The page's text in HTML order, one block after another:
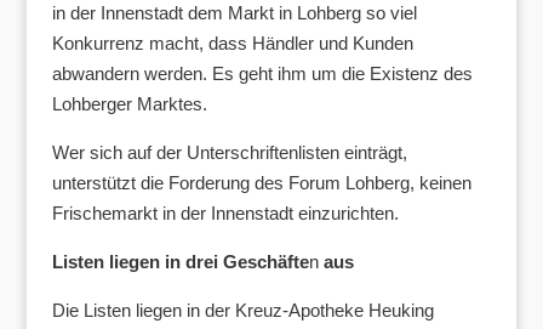
in der Innenstadt dem Markt in Lohberg so viel
Konkurrenz macht, dass Händler und Kunden
abwandern werden. Es geht ihm um die Existenz des
Lohberger Marktes.
Wer sich auf der Unterschriftenlisten einträgt,
unterstützt die Forderung des Forum Lohberg, keinen
Frischemarkt in der Innenstadt einzurichten.
Listen liegen in drei Geschäften aus
Die Listen liegen in der Kreuz-Apotheke Heuking